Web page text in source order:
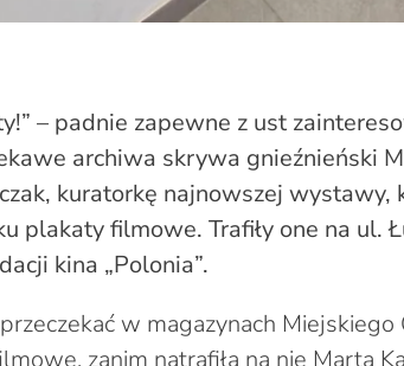
– padnie zapewne z ust
archiwa skrywa gnieźnieński
kuratorkę najnowszej wystawy,
plakaty filmowe. Trafiły one na ul.
kina „Polonia”.
w magazynach